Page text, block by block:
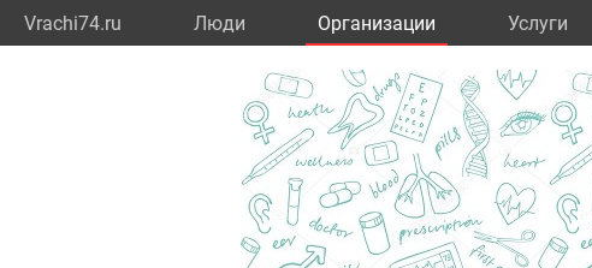
Vrachi74.ru Люди Организации Услуги